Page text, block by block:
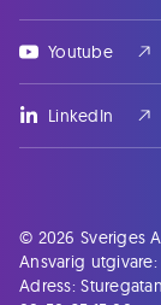
Youtube
LinkedIn
© 2026 Sveriges
Ansvarig
Adress: